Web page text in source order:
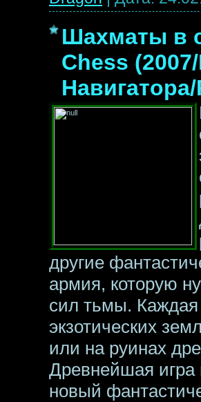
Шахматы в
Chess
Навигатора/
другие
армия, которую
сил тьмы. Каждая
экзотических
или на руинах
Древнейшая
новый